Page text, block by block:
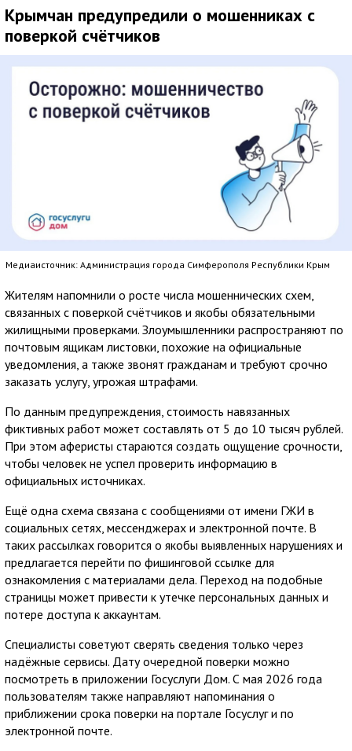
Крымчан предупредили о мошенниках с
поверкой счётчиков
Медиаисточник: Администрация города Симферополя Республики Крым
Жителям напомнили о росте числа мошеннических схем,
связанных с поверкой счётчиков и якобы обязательными
жилищными проверками. Злоумышленники распространяют по
почтовым ящикам листовки, похожие на официальные
уведомления, а также звонят гражданам и требуют срочно
заказать услугу, угрожая штрафами.
По данным предупреждения, стоимость навязанных
фиктивных работ может составлять от 5 до 10 тысяч рублей.
При этом аферисты стараются создать ощущение срочности,
чтобы человек не успел проверить информацию в
официальных источниках.
Ещё одна схема связана с сообщениями от имени ГЖИ в
социальных сетях, мессенджерах и электронной почте. В
таких рассылках говорится о якобы выявленных нарушениях и
предлагается перейти по фишинговой ссылке для
ознакомления с материалами дела. Переход на подобные
страницы может привести к утечке персональных данных и
потере доступа к аккаунтам.
Специалисты советуют сверять сведения только через
надёжные сервисы. Дату очередной поверки можно
посмотреть в приложении Госуслуги Дом. С мая 2026 года
пользователям также направляют напоминания о
приближении срока поверки на портале Госуслуг и по
электронной почте.